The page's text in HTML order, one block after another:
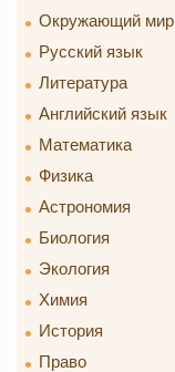
Окружающий мир
Русский язык
Литература
Английский язык
Математика
Физика
Астрономия
Биология
Экология
Химия
История
Право